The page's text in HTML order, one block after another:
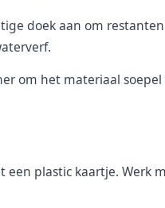
doek aan om
om het materiaal
een plastic kaartje. Werk